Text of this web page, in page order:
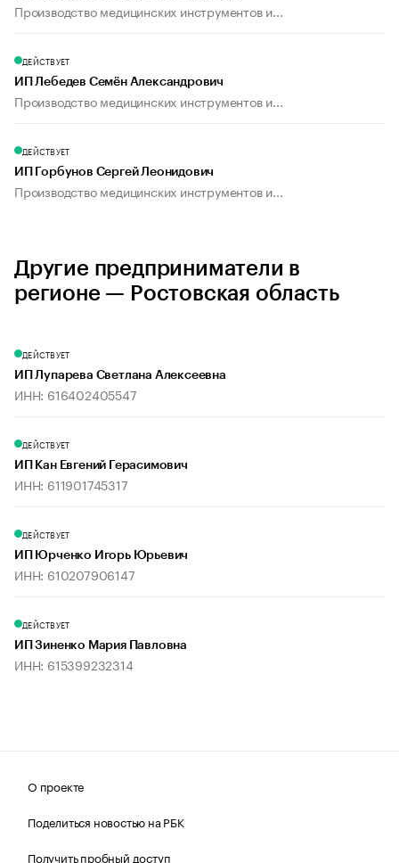
Производство медицинских инструментов и...
ДЕЙСТВУЕТ
ИП Лебедев Семён Александрович
Производство медицинских инструментов и...
ДЕЙСТВУЕТ
ИП Горбунов Сергей Леонидович
Производство медицинских инструментов и...
Другие предприниматели в
регионе — Ростовская область
ДЕЙСТВУЕТ
ИП Лупарева Светлана Алексеевна
ИНН: 616402405547
ДЕЙСТВУЕТ
ИП Кан Евгений Герасимович
ИНН: 611901745317
ДЕЙСТВУЕТ
ИП Юрченко Игорь Юрьевич
ИНН: 610207906147
ДЕЙСТВУЕТ
ИП Зиненко Мария Павловна
ИНН: 615399232314
О проекте
Поделиться новостью на РБК
Получить пробный доступ